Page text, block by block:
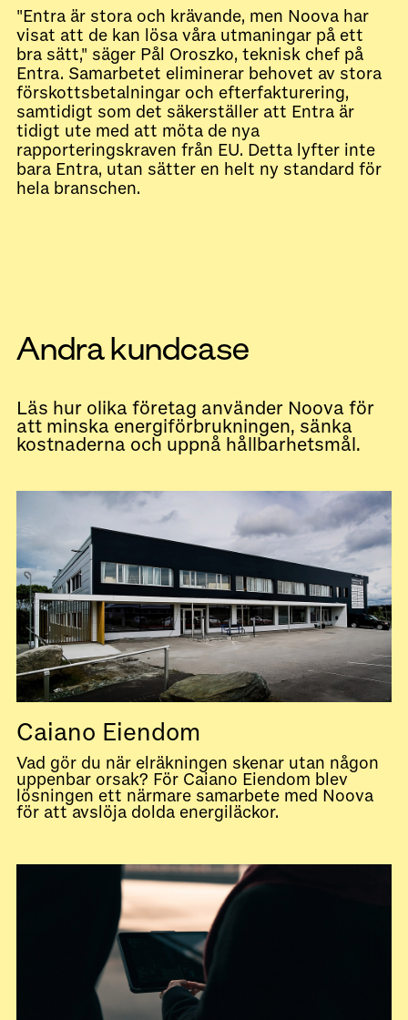
"Entra är stora och krävande, men Noova har
visat att de kan lösa våra utmaningar på ett
bra sätt," säger Pål Oroszko, teknisk chef på
Entra. Samarbetet eliminerar behovet av stora
förskottsbetalningar och efterfakturering,
samtidigt som det säkerställer att Entra är
tidigt ute med att möta de nya
rapporteringskraven från EU. Detta lyfter inte
bara Entra, utan sätter en helt ny standard för
hela branschen.
Andra kundcase
Läs hur olika företag använder Noova för
att minska energiförbrukningen, sänka
kostnaderna och uppnå hållbarhetsmål.
Caiano Eiendom
Vad gör du när elräkningen skenar utan någon
uppenbar orsak? För Caiano Eiendom blev
lösningen ett närmare samarbete med Noova
för att avslöja dolda energiläckor.